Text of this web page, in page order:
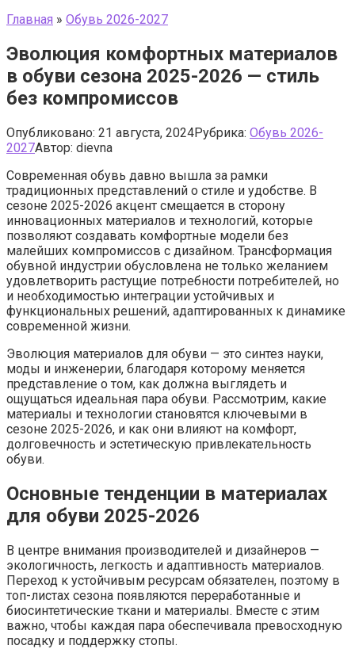
Главная » Обувь 2026-2027
Эволюция комфортных материалов
в обуви сезона 2025-2026 — стиль
без компромиссов
Опубликовано: 21 августа, 2024Рубрика: Обувь 2026-
2027Автор: dievna
Современная обувь давно вышла за рамки
традиционных представлений о стиле и удобстве. В
сезоне 2025-2026 акцент смещается в сторону
инновационных материалов и технологий, которые
позволяют создавать комфортные модели без
малейших компромиссов с дизайном. Трансформация
обувной индустрии обусловлена не только желанием
удовлетворить растущие потребности потребителей, но
и необходимостью интеграции устойчивых и
функциональных решений, адаптированных к динамике
современной жизни.
Эволюция материалов для обуви — это синтез науки,
моды и инженерии, благодаря которому меняется
представление о том, как должна выглядеть и
ощущаться идеальная пара обуви. Рассмотрим, какие
материалы и технологии становятся ключевыми в
сезоне 2025-2026, и как они влияют на комфорт,
долговечность и эстетическую привлекательность
обуви.
Основные тенденции в материалах
для обуви 2025-2026
В центре внимания производителей и дизайнеров —
экологичность, легкость и адаптивность материалов.
Переход к устойчивым ресурсам обязателен, поэтому в
топ-листах сезона появляются переработанные и
биосинтетические ткани и материалы. Вместе с этим
важно, чтобы каждая пара обеспечивала превосходную
посадку и поддержку стопы.